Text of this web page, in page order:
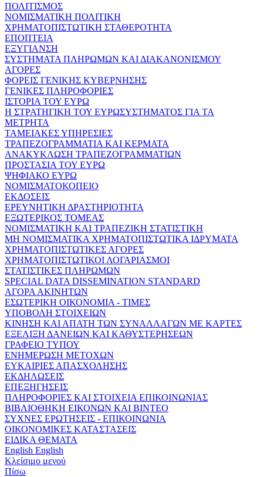
ΠΟΛΙΤΙΣΜΟΣ
ΝΟΜΙΣΜΑΤΙΚΗ ΠΟΛΙΤΙΚΗ
ΧΡΗΜΑΤΟΠΙΣΤΩΤΙΚΗ ΣΤΑΘΕΡΟΤΗΤΑ
ΕΠΟΠΤΕΙΑ
ΕΞΥΓΙΑΝΣΗ
ΣΥΣΤΗΜΑΤΑ ΠΛΗΡΩΜΩΝ ΚΑΙ ΔΙΑΚΑΝΟΝΙΣΜΟΥ
ΑΓΟΡΕΣ
ΦΟΡΕΙΣ ΓΕΝΙΚΗΣ ΚΥΒΕΡΝΗΣΗΣ
ΓΕΝΙΚΕΣ ΠΛΗΡΟΦΟΡΙΕΣ
ΙΣΤΟΡΙΑ ΤΟΥ ΕΥΡΩ
Η ΣΤΡΑΤΗΓΙΚΗ ΤΟΥ ΕΥΡΩΣΥΣΤΗΜΑΤΟΣ ΓΙΑ ΤΑ
ΜΕΤΡΗΤΑ
ΤΑΜΕΙΑΚΕΣ ΥΠΗΡΕΣΙΕΣ
ΤΡΑΠΕΖΟΓΡΑΜΜΑΤΙΑ ΚΑΙ ΚΕΡΜΑΤΑ
ΑΝΑΚΥΚΛΩΣΗ ΤΡΑΠΕΖΟΓΡΑΜΜΑΤΙΩΝ
ΠΡΟΣΤΑΣΙΑ ΤΟΥ ΕΥΡΩ
ΨΗΦΙΑΚΟ ΕΥΡΩ
ΝΟΜΙΣΜΑΤΟΚΟΠΕΙΟ
ΕΚΔΟΣΕΙΣ
ΕΡΕΥΝΗΤΙΚΗ ΔΡΑΣΤΗΡΙΟΤΗΤΑ
ΕΞΩΤΕΡΙΚΟΣ ΤΟΜΕΑΣ
ΝΟΜΙΣΜΑΤΙΚΗ ΚΑΙ ΤΡΑΠΕΖΙΚΗ ΣΤΑΤΙΣΤΙΚΗ
ΜΗ ΝΟΜΙΣΜΑΤΙΚΑ ΧΡΗΜΑΤΟΠΙΣΤΩΤΙΚΑ ΙΔΡΥΜΑΤΑ
ΧΡΗΜΑΤΟΠΙΣΤΩΤΙΚΕΣ ΑΓΟΡΕΣ
ΧΡΗΜΑΤΟΠΙΣΤΩΤΙΚΟΙ ΛΟΓΑΡΙΑΣΜΟΙ
ΣΤΑΤΙΣΤΙΚΕΣ ΠΛΗΡΩΜΩΝ
SPECIAL DATA DISSEMINATION STANDARD
ΑΓΟΡΑ ΑΚΙΝΗΤΩΝ
ΕΣΩΤΕΡΙΚΗ ΟΙΚΟΝΟΜΙΑ - ΤΙΜΕΣ
ΥΠΟΒΟΛΗ ΣΤΟΙΧΕΙΩΝ
ΚΙΝΗΣΗ ΚΑΙ ΑΠΑΤΗ ΤΩΝ ΣΥΝΑΛΛΑΓΩΝ ΜΕ ΚΑΡΤΕΣ
ΕΞΕΛΙΞΗ ΔΑΝΕΙΩΝ ΚΑΙ ΚΑΘΥΣΤΕΡΗΣΕΩΝ
ΓΡΑΦΕΙΟ ΤΥΠΟΥ
ΕΝΗΜΕΡΩΣΗ ΜΕΤΟΧΩΝ
ΕΥΚΑΙΡΙΕΣ ΑΠΑΣΧΟΛΗΣΗΣ
ΕΚΔΗΛΩΣΕΙΣ
ΕΠΕΞΗΓΗΣΕΙΣ
ΠΛΗΡΟΦΟΡΙΕΣ ΚΑΙ ΣΤΟΙΧΕΙΑ ΕΠΙΚΟΙΝΩΝΙΑΣ
ΒΙΒΛΙΟΘΗΚΗ ΕΙΚΟΝΩΝ ΚΑΙ ΒΙΝΤΕΟ
ΣΥΧΝΕΣ ΕΡΩΤΗΣΕΙΣ - ΕΠΙΚΟΙΝΩΝΙΑ
ΟΙΚΟΝΟΜΙΚΕΣ ΚΑΤΑΣΤΑΣΕΙΣ
ΕΙΔΙΚΑ ΘΕΜΑΤΑ
English English
Κλείσιμο μενού
Πίσω